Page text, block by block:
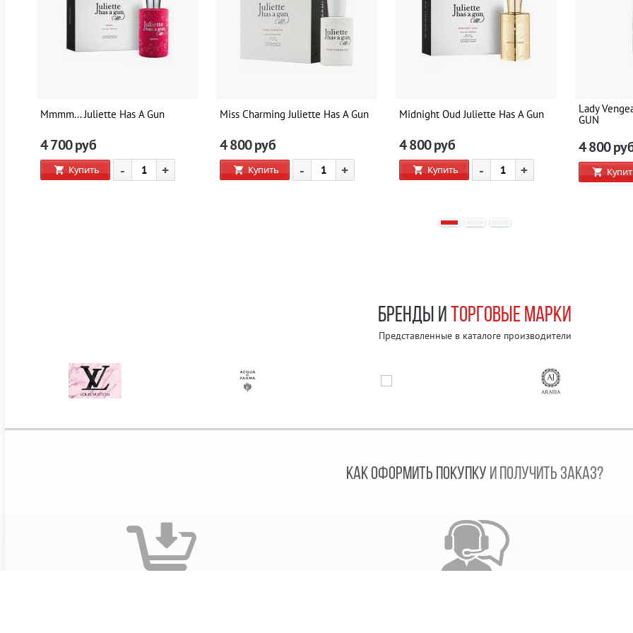
Mmmm... Juliette Has A Gun
4 700руб
Купить - +
Miss Charming Juliette Has A Gun
4 800руб
Купить - +
Midnight Oud Juliette Has A Gun
4 800руб
Купить - +
Lady
GUN
4 800
БРЕНДЫ И ТОРГОВЫЕ МАРКИ
Представленные в каталоге производители
КАК ОФОРМИТЬ ПОКУПКУ И ПОЛУЧИТЬ ЗАКАЗ?